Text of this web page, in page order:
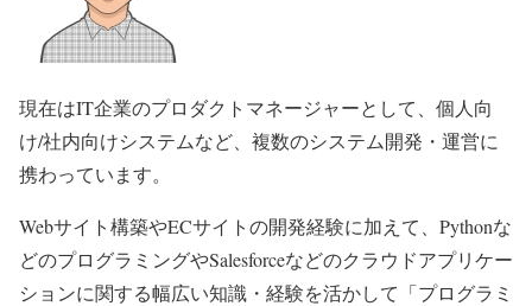
現在はIT企業のプロダクトマネージャーとして、個人向
け/社内向けシステムなど、複数のシステム開発・運営に
携わっています。
Webサイト構築やECサイトの開発経験に加えて、Pythonな
どのプログラミングやSalesforceなどのクラウドアプリケー
ションに関する幅広い知識・経験を活かして「プログラミ